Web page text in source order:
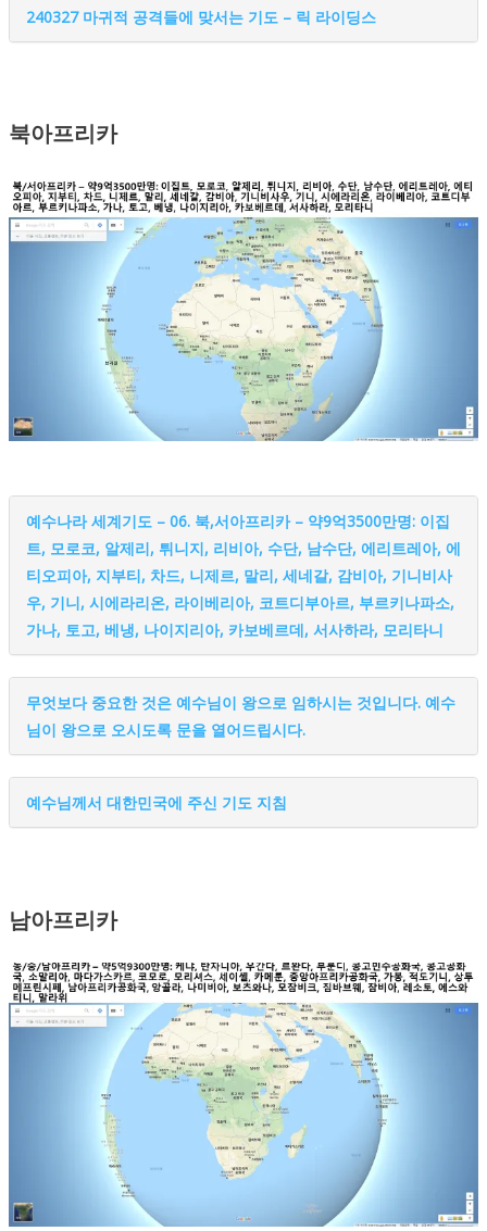
240327 마귀적 공격들에 맞서는 기도 – 릭 라이딩스
북아프리카
예수나라 세계기도 – 06. 북,서아프리카 – 약9억3500만명: 이집
트, 모로코, 알제리, 튀니지, 리비아, 수단, 남수단, 에리트레아, 에
티오피아, 지부티, 차드, 니제르, 말리, 세네갈, 감비아, 기니비사
우, 기니, 시에라리온, 라이베리아, 코트디부아르, 부르키나파소,
가나, 토고, 베냉, 나이지리아, 카보베르데, 서사하라, 모리타니
무엇보다 중요한 것은 예수님이 왕으로 임하시는 것입니다. 예수
님이 왕으로 오시도록 문을 열어드립시다.
예수님께서 대한민국에 주신 기도 지침
남아프리카